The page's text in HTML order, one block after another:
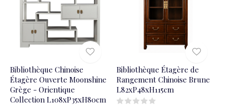
Bibliothèque Chinoise
Étagère Ouverte Moonshine
Grège - Orientique
Collection L108xP35xH80cm
Bibliothèque Étagère de
Rangement Chinoise Brune
L82xP48xH115cm